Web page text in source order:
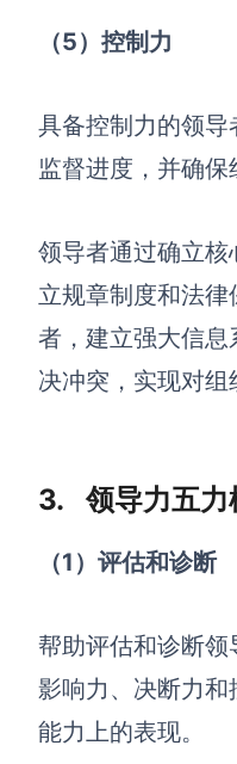
（5）控制力
具备控制力的领导
监督进度，并确保
领导者通过确立
立规章制度和法
者，建立强大信
决冲突，实现对组
3. 领导力五力
（1 ）评估和诊断
帮助评估和诊断领
影响力、决断力和
能力上的表现。